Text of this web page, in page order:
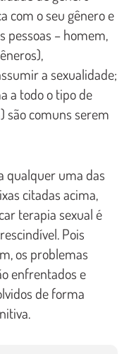
com o seu gênero e
pessoas – homem,
a sexualidade;
a todo o tipo de
são comuns serem
qualquer uma das
citadas acima,
terapia sexual é
Pois
os problemas
enfrentados e
de forma